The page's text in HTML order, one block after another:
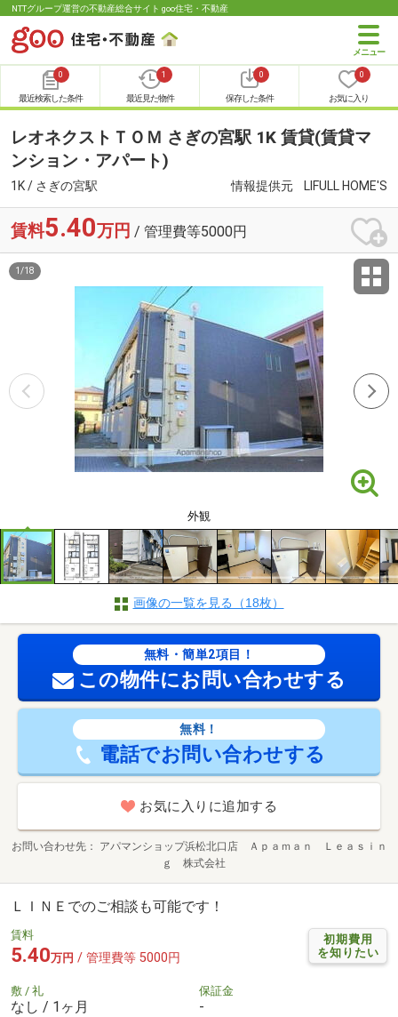
NTTグループ運営の不動産総合サイト goo住宅・不動産
0
最近検索した条件
1
最近見た物件
0
保存した条件
0
お気に入り
レオネクストＴＯＭ さぎの宮駅 1K 賃貸(賃貸マ
ンション・アパート)
1K / さぎの宮駅 情報提供元 LIFULL HOME'S
賃料5.40万円 / 管理費等5000円
外観
1 /18
画像の一覧を見る（18枚）
無料・簡単2項目！
この物件にお問い合わせする
無料！
電話でお問い合わせする
お気に入りに追加する
お問い合わせ先
アパマンショップ浜松北口店 Ａｐａｍａｎ Ｌｅａｓｉｎ
ｇ 株式会社
ＬＩＮＥでのご相談も可能です！
初期費用
を知りたい
賃料
5.40万円 / 管理費等 5000円
敷 / 礼
なし / 1ヶ月
保証金
-